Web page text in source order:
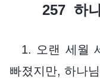
257 하
1. 오랜 세월
빠졌지만, 하나